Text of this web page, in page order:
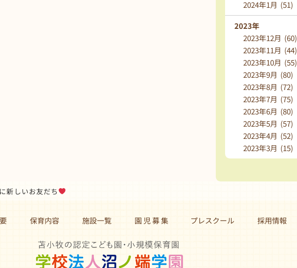
2024年1月 (51)
2023年
2023年12月 (60)
2023年11月 (44)
2023年10月 (55)
2023年9月 (80)
2023年8月 (72)
2023年7月 (75)
2023年6月 (80)
2023年5月 (57)
2023年4月 (52)
2023年3月 (15)
新しいお友だち
保育内容 施設一覧 園 児 募 集 プレスクール 採用情報